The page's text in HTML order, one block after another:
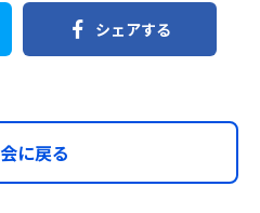
シェアする
に戻る